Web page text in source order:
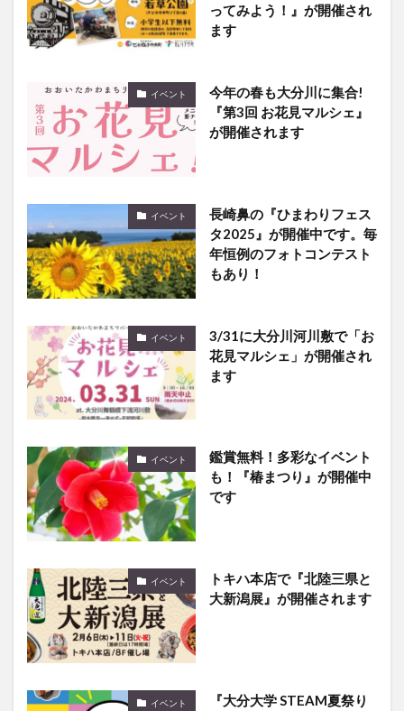
ってみよう！』が開催され
ます
イベント
今年の春も大分川に集合!
『第3回 お花見マルシェ』
が開催されます
イベント
長崎鼻の『ひまわりフェス
タ2025』が開催中です。毎
年恒例のフォトコンテスト
もあり！
イベント
3/31に大分川河川敷で「お
花見マルシェ」が開催され
ます
イベント
鑑賞無料！多彩なイベント
も！『椿まつり』が開催中
です
イベント
トキハ本店で『北陸三県と
大新潟展』が開催されます
イベント
『大分大学 STEAM夏祭り